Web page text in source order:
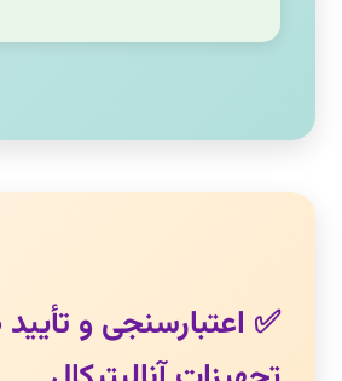
✅ اعتبارسنجی و